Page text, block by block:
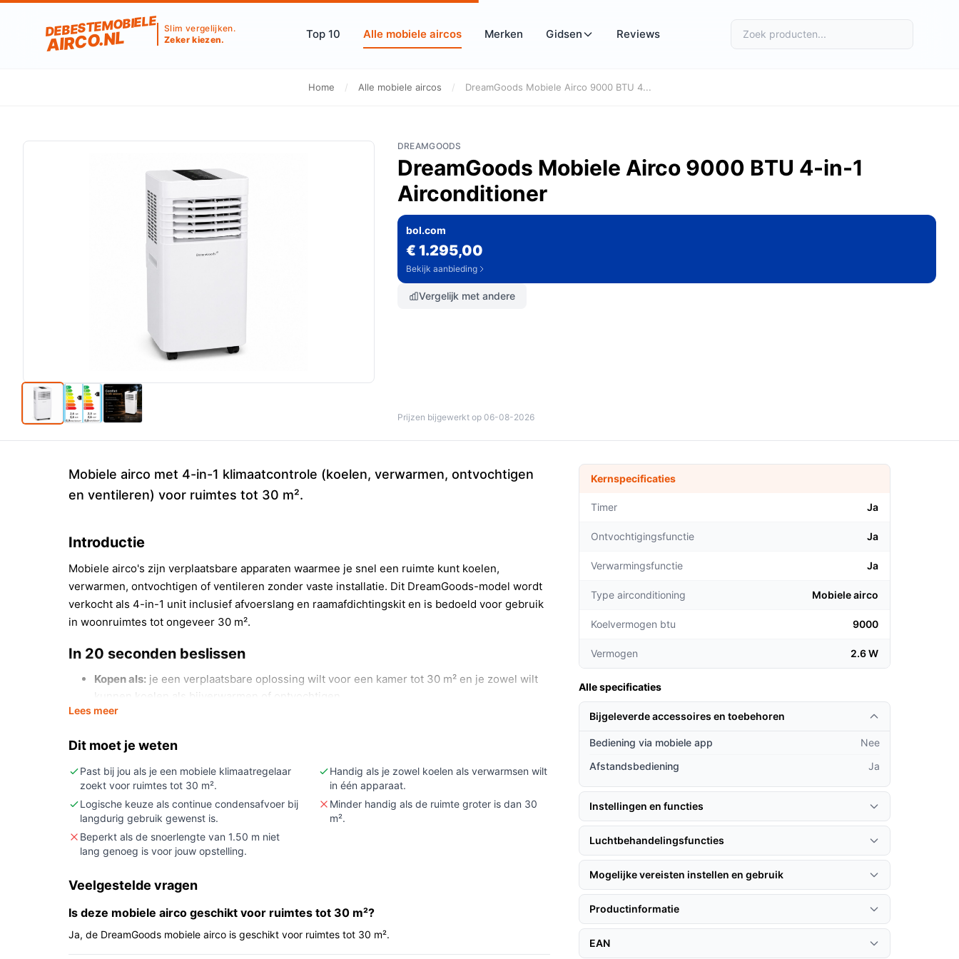
DEBESTEMOBIELE
AIRCO.NL
Slim vergelijken.
Zeker kiezen.
Top 10 Alle mobiele aircos Merken Gidsen Reviews
Home / Alle mobiele aircos / DreamGoods Mobiele Airco 9000 BTU 4...
DREAMGOODS
DreamGoods Mobiele Airco 9000 BTU 4-in-1
Airconditioner
bol.com
€ 1.295,00
Bekijk aanbieding
Vergelijk met andere
Prijzen bijgewerkt op 06-08-2026
Mobiele airco met 4-in-1 klimaatcontrole (koelen, verwarmen, ontvochtigen
en ventileren) voor ruimtes tot 30 m².
Introductie
Mobiele airco's zijn verplaatsbare apparaten waarmee je snel een ruimte kunt koelen,
verwarmen, ontvochtigen of ventileren zonder vaste installatie. Dit DreamGoods-model wordt
verkocht als 4-in-1 unit inclusief afvoerslang en raamafdichtingskit en is bedoeld voor gebruik
in woonruimtes tot ongeveer 30 m².
In 20 seconden beslissen
Kopen als: je een verplaatsbare oplossing wilt voor een kamer tot 30 m² en je zowel wilt
kunnen koelen als bijverwarmen of ontvochtigen.
Niet kopen als:
Belangrijkste check:
jouw raam of ventilatieopening en of 1,50 m snoer lang genoeg is voor de gewenste
opstelling.
Wat je in de praktijk merkt
In huis of op een kantoorruimte tot 30 m² biedt dit toestel volgens de specificaties zowel
verplaatsbaar en heeft een verstelbare luchtuitlaat en instelbare thermostaat, waardoor je de
set met afvoerslang en raamafdichtingskit, wat de installatie zonder vaste montage
vereenvoudigt.
Lees meer
Dit moet je weten
Past bij jou als je een mobiele klimaatregelaar
zoekt voor ruimtes tot 30 m².
Handig als je zowel koelen als verwarmsen wilt
in één apparaat.
Logische keuze als continue condensafvoer bij
langdurig gebruik gewenst is.
Minder handig als de ruimte groter is dan 30
m².
Beperkt als de snoerlengte van 1.50 m niet
lang genoeg is voor jouw opstelling.
Veelgestelde vragen
Is deze mobiele airco geschikt voor ruimtes tot 30 m²?
Ja, de DreamGoods mobiele airco is geschikt voor ruimtes tot 30 m².
Kernspecificaties
Timer Ja
Ontvochtigingsfunctie Ja
Verwarmingsfunctie Ja
Type airconditioning Mobiele airco
Koelvermogen btu 9000
Vermogen 2.6 W
Alle specificaties
Bijgeleverde accessoires en toebehoren
Bediening via mobiele app
Nee
Afstandsbediening
Ja
Instellingen en functies
Luchtbehandelingsfuncties
Mogelijke vereisten instellen en gebruik
Productinformatie
EAN